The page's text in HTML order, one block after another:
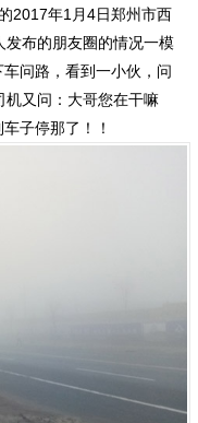
2017年1月4日郑州市西
布的朋友圈的情况一模
问路，看到一小伙，问
机又问：大哥您在干嘛
子停那了！！